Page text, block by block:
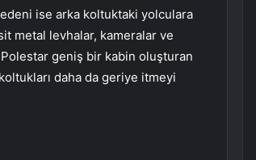
ise arka koltuktaki yolculara
metal levhalar, kameralar ve
Polestar geniş bir kabin oluşturan
daha da geriye itmeyi